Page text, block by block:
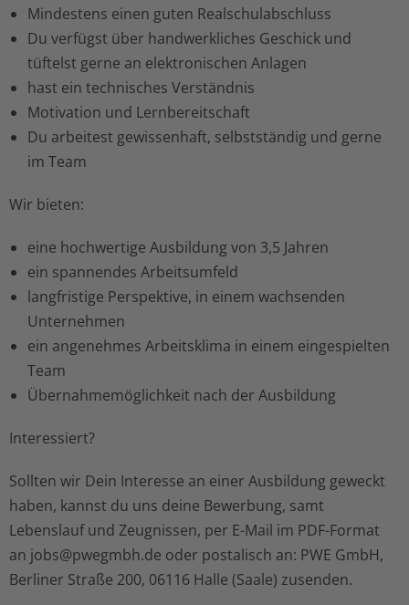
Mindestens einen guten Realschulabschluss
Du verfügst über handwerkliches Geschick und
tüftelst gerne an elektronischen Anlagen
hast ein technisches Verständnis
Motivation und Lernbereitschaft
Du arbeitest gewissenhaft, selbstständig und gerne
im Team
Wir bieten:
eine hochwertige Ausbildung von 3,5 Jahren
ein spannendes Arbeitsumfeld
langfristige Perspektive, in einem wachsenden
Unternehmen
ein angenehmes Arbeitsklima in einem eingespielten
Team
Übernahmemöglichkeit nach der Ausbildung
Interessiert?
Sollten wir Dein Interesse an einer Ausbildung geweckt
haben, kannst du uns deine Bewerbung, samt
Lebenslauf und Zeugnissen, per E-Mail im PDF-Format
an jobs@pwegmbh.de oder postalisch an: PWE GmbH,
Berliner Straße 200, 06116 Halle (Saale) zusenden.